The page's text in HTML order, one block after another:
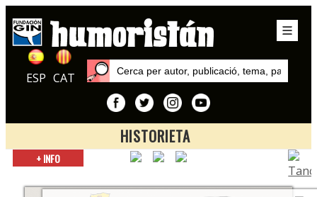
ESP CAT
HISTORIETA
Inici
Ivà
+ INFO